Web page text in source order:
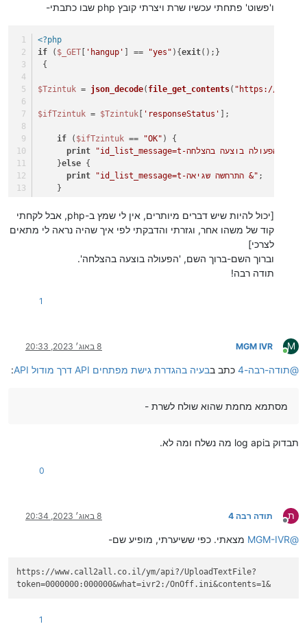
ו'פשוט' פתחתי עכשיו שרת ויצרתי קובץ php שבו כתבתי-
<?php
if ( $_GET [ 'hangup' ] == "yes" ){exit();}
{
$Tzintuk = json_decode( file_get_contents( "https://
$ifTzintuk = $Tzintuk [ 'responseStatus' ];
if ( $ifTzintuk == "OK" ) {
print
    }
else {
print
"id_list_message=t-התרחשה שגיאה &" ;
    }
}
?>
[יכול להיות שיש דברים מיותרים, אין לי שמץ ב-php, אבל לקחתי
קוד של משהו אחר, וגזרתי והדבקתי לפי איך שהיה נראה לי מתאים
לצרכי]
וברוך השם-ברוך השם, 'הפעולה בוצעה בהצלחה'.
תודה רבה!
1
M
מחובר
MGM IVR 8 באוג׳ 2023, 20:33
@תודה-רבה-4 כתב בבעיה בהגדרת גישת מפתחים API דרך מודול API :
מסתמא מחמת שהוא שולח לשרת -
תבדוק בlog api מה נשלח ומה לא.
0
ת
מנותק
תודה רבה 4 8 באוג׳ 2023, 20:34
@
MGM-IVR מצאתי. כפי ששיערתי, מופיע שם-
https://www.call2all.co.il/ym/api?/UploadTextFile?
token=0000000:000000&what=ivr2:/OnOff.ini&contents=1&
1